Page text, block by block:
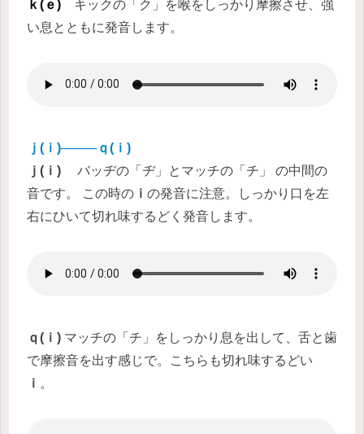
ｋ(ｅ) キックの「ク」を喉をしっかり摩擦させ、強
い息とともに発音します。
ｊ(ｉ)────ｑ(ｉ)
ｊ(ｉ) バッヂの「ヂ」とマッチの「チ」 の中間の
音です。 この時の ｉ の発音に注意。しっかり口を左
右にひいて切れ味するどく発音します。
ｑ(ｉ)
で摩擦音を出す感じで。こちらも切れ味するどい
ｉ 。